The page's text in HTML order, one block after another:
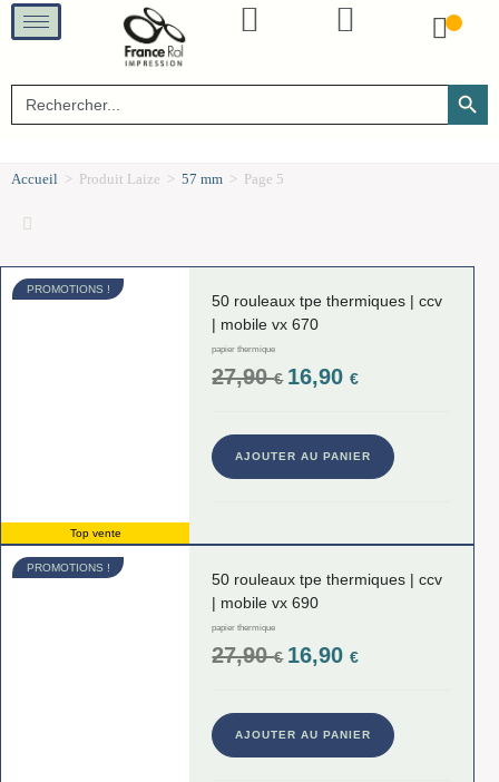
Search
for:
SEARCH
Accueil > Produit Laize > 57 mm > Page 5
PROMOTIONS !
Top vente
50 rouleaux tpe thermiques | ccv
| mobile vx 670
papier thermique
27,90€ 16,90€
AJOUTER AU PANIER
PROMOTIONS !
50 rouleaux tpe thermiques | ccv
| mobile vx 690
papier thermique
27,90€ 16,90€
AJOUTER AU PANIER